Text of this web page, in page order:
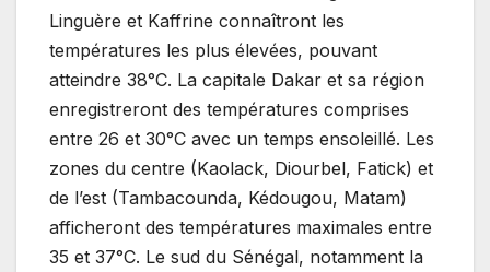
Linguère et Kaffrine connaîtront les
températures les plus élevées, pouvant
atteindre 38°C. La capitale Dakar et sa région
enregistreront des températures comprises
entre 26 et 30°C avec un temps ensoleillé. Les
zones du centre (Kaolack, Diourbel, Fatick) et
de l’est (Tambacounda, Kédougou, Matam)
afficheront des températures maximales entre
35 et 37°C. Le sud du Sénégal, notamment la